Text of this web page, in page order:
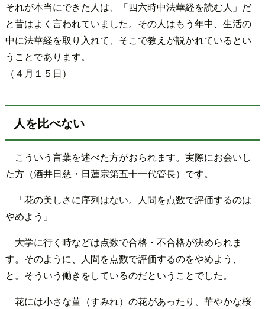
それが本当にできた人は、「四六時中法華経を読む人」だ
と昔はよく言われていました。その人はもう年中、生活の
中に法華経を取り入れて、そこで教えが説かれているとい
うことであります。
（４月１５日）
人を比べない
こういう言葉を述べた方がおられます。実際にお会いし
た方（酒井日慈・日蓮宗第五十一代管長）です。
「花の美しさに序列はない。人間を点数で評価するのは
やめよう」
大学に行く時などは点数で合格・不合格が決められま
す。そのように、人間を点数で評価するのをやめよう、
と。そういう働きをしているのだということでした。
花には小さな菫（すみれ）の花があったり、華やかな桜